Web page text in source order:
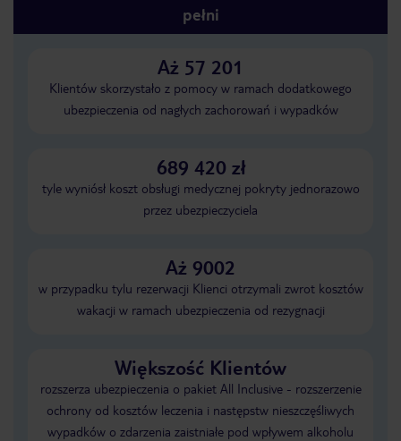
pełni
Aż 57 201
Klientów skorzystało z pomocy w ramach dodatkowego
ubezpieczenia od nagłych zachorowań i wypadków
689 420 zł
tyle wyniósł koszt obsługi medycznej pokryty jednorazowo
przez ubezpieczyciela
Aż 9002
w przypadku tylu rezerwacji Klienci otrzymali zwrot kosztów
wakacji w ramach ubezpieczenia od rezygnacji
Większość Klientów
rozszerza ubezpieczenia o pakiet All Inclusive - rozszerzenie
ochrony od kosztów leczenia i następstw nieszczęśliwych
wypadków o zdarzenia zaistniałe pod wpływem alkoholu